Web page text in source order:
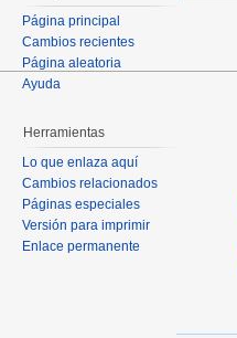
Página principal
Cambios recientes
Página aleatoria
Ayuda
Herramientas
Lo que enlaza aquí
Cambios relacionados
Páginas especiales
Versión para imprimir
Enlace permanente